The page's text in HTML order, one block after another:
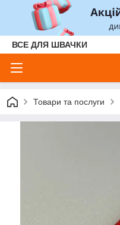
ВСЕ ДЛЯ ШВАЧКИ
Товари та послуги